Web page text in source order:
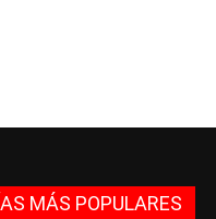
MÁS POPULARES